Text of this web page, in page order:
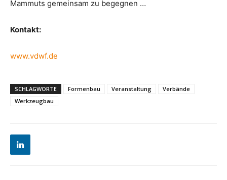
Mammuts gemeinsam zu begegnen …
Kontakt:
www.vdwf.de
SCHLAGWORTE Formenbau Veranstaltung
Verbände
Werkzeugbau